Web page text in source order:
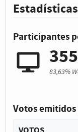
Participantes
83,63%
Votos